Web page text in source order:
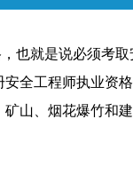
也就是说必须考取
全工程师执业资
山、烟花爆竹和